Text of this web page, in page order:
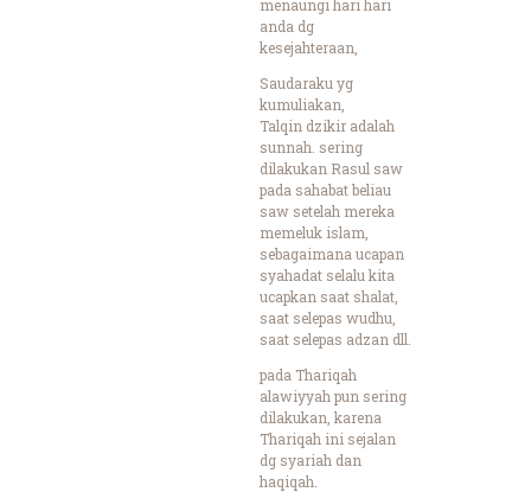
menaungi hari hari
anda dg
kesejahteraan,
Saudaraku yg
kumuliakan,
Talqin dzikir adalah
sunnah. sering
dilakukan Rasul saw
pada sahabat beliau
saw setelah mereka
memeluk islam,
sebagaimana ucapan
syahadat selalu kita
ucapkan saat shalat,
saat selepas wudhu,
saat selepas adzan dll.
pada Thariqah
alawiyyah pun sering
dilakukan, karena
Thariqah ini sejalan
dg syariah dan
haqiqah.